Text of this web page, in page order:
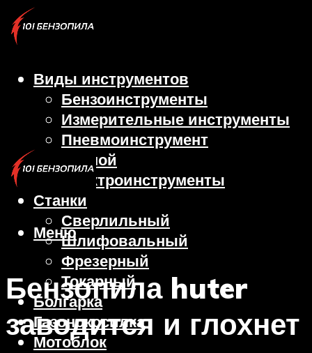
Виды инструментов
Бензоинструменты
Измерительные инструменты
Пневмоинструмент
Ручной
Электроинструменты
Станки
Сверлильный
Шлифовальный
Фрезерный
Токарный
Болгарка
Газонокосилка
Мотоблок
Меню
Бензопила huter
заводится и глохнет